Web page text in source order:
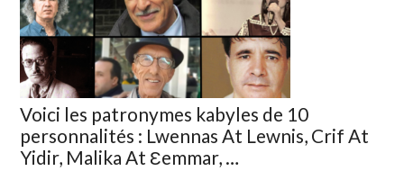
Voici les patronymes kabyles de 10
personnalités : Lwennas At Lewnis, Crif At
Yidir, Malika At Ɛemmar, …